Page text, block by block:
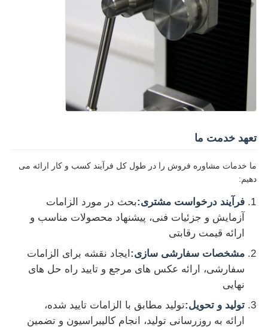
تعهد خدمت ما
ما خدمات مشاوره فروش را در طول کل فرآیند کسب و کار ارائه می
دهیم:
فرآیند درخواست مشتری:بحث در مورد الزامات
آزمایش و جزئیات فنی، پیشنهاد محصولات مناسب و
ارائه قیمت رقابتی
مشخصات سفارشی سازی: ایجاد نقشه برای الزامات
سفارشی، ارائه عکس های مرجع و تایید راه حل های
نهایی
تولید و تحویل:تولید مطابق با الزامات تایید شده،
ارائه به روزرسانی تولید، انجام کالیبراسیون و تضمین